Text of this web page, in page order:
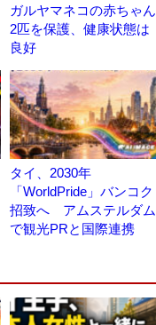
ガルヤマネコの赤ちゃん
2匹を保護、健康状態は
良好
タイ、2030年
「WorldPride」バンコク
招致へ アムステルダム
で観光PRと国際連携